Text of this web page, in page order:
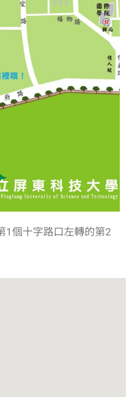
1個十字路口左轉的第2